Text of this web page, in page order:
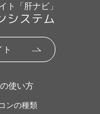
ト「肝ナビ」
システム
使い方
ンの種類